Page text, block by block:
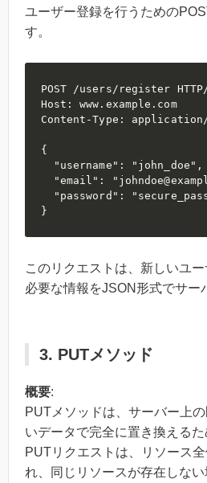
ユーザー登録を行うための
す。
POST /users/register
Host: www.example.com
Content-Type:
{
  "username": "john_doe",
"email":
"password":
}
このリクエストは、新しいユ
必要な情報をJSON形式でサー
3. PUTメソッド
概要:
PUTメソッドは、サーバー上
いデータで完全に置き換えるた
PUTリクエストは、リソース
れ、同じリソースが存在しな